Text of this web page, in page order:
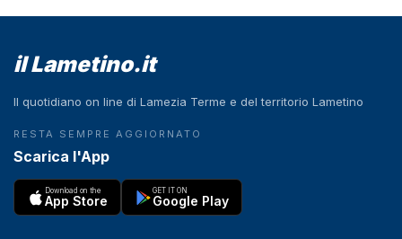
il Lametino.it
Il quotidiano on line di Lamezia Terme e del territorio Lametino
RESTA SEMPRE AGGIORNATO
Scarica l'App
Download on the
App Store
GET IT ON
Google Play